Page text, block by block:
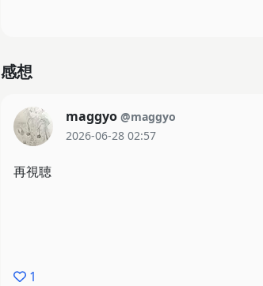
リスト、リオ・フォーティアと出会い、
しかし、リオは〈マッドバーニッシュ〉の
シュ〉をめぐる衝撃の真実を告げられること
感想
maggyo @maggyo
2026-06-28 02:57
再視聴
1